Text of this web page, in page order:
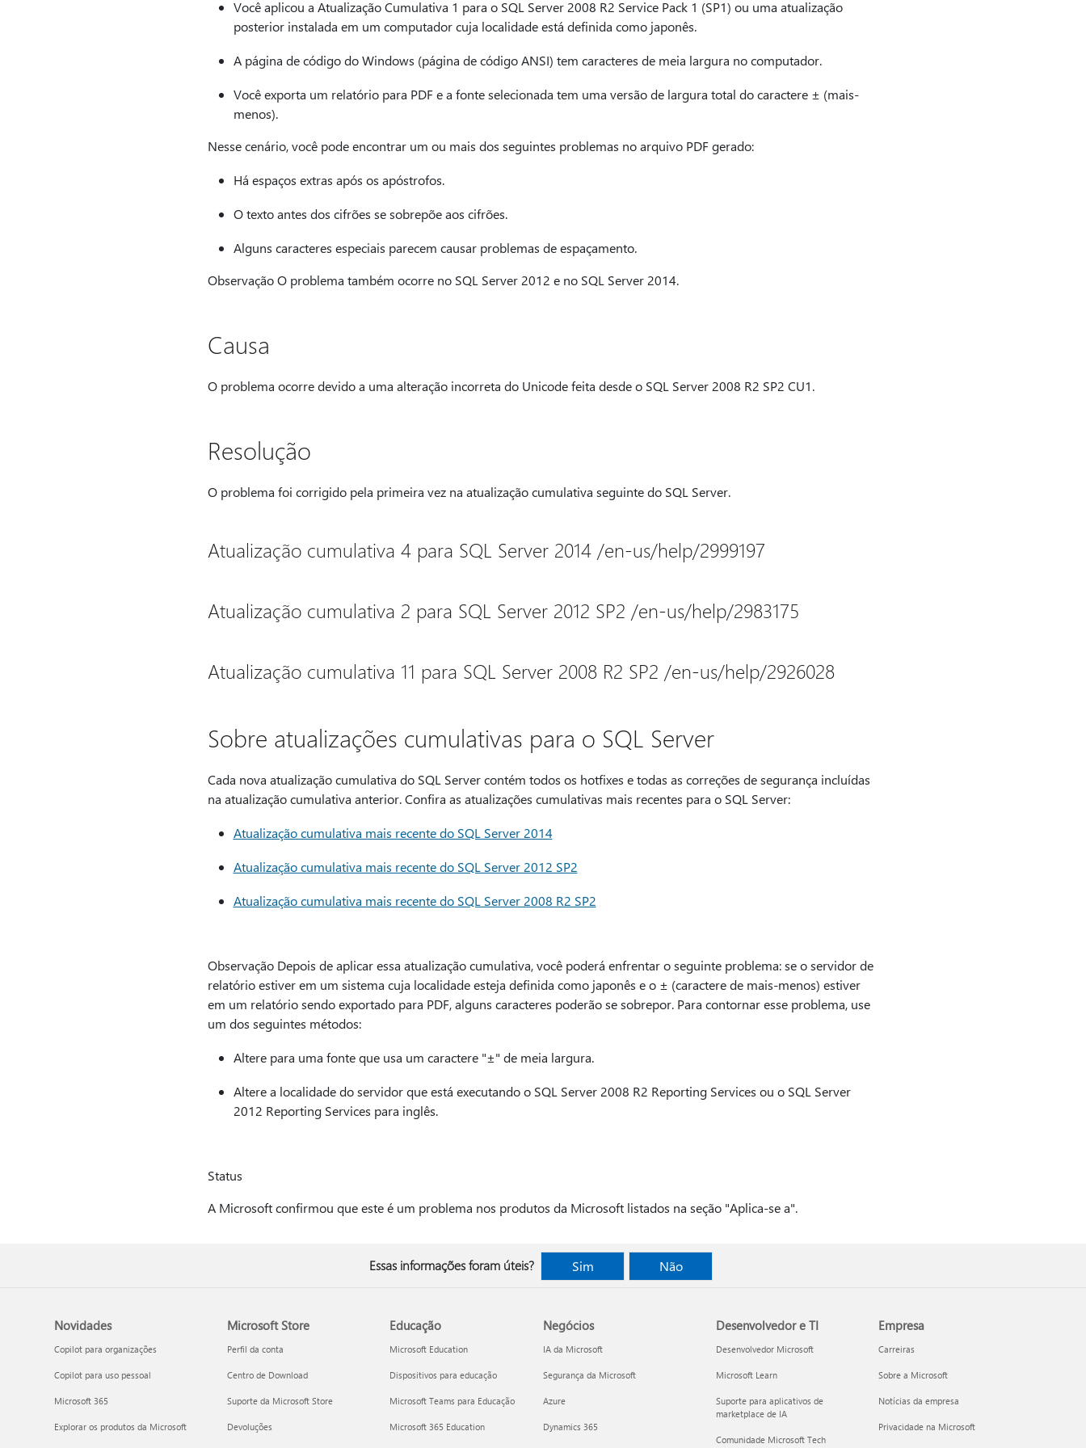
Você aplicou a Atualização Cumulativa 1 para o SQL Server 2008 R2 Service Pack 1 (SP1) ou uma atualização
posterior instalada em um computador cuja localidade está definida como japonês.
A página de código do Windows (página de código ANSI) tem caracteres de meia largura no computador.
Você exporta um relatório para PDF e a fonte selecionada tem uma versão de largura total do caractere ± (mais-
menos).
Nesse cenário, você pode encontrar um ou mais dos seguintes problemas no arquivo PDF gerado:
Há espaços extras após os apóstrofos.
O texto antes dos cifrões se sobrepõe aos cifrões.
Alguns caracteres especiais parecem causar problemas de espaçamento.
Observação O problema também ocorre no SQL Server 2012 e no SQL Server 2014.
Causa
O problema ocorre devido a uma alteração incorreta do Unicode feita desde o SQL Server 2008 R2 SP2 CU1.
Resolução
O problema foi corrigido pela primeira vez na atualização cumulativa seguinte do SQL Server.
Atualização cumulativa 4 para SQL Server 2014 /en-us/help/2999197
Atualização cumulativa 2 para SQL Server 2012 SP2 /en-us/help/2983175
Atualização cumulativa 11 para SQL Server 2008 R2 SP2 /en-us/help/2926028
Sobre atualizações cumulativas para o SQL Server
Cada nova atualização cumulativa do SQL Server contém todos os hotfixes e todas as correções de segurança incluídas
na atualização cumulativa anterior. Confira as atualizações cumulativas mais recentes para o SQL Server:
Atualização cumulativa mais recente do SQL Server 2014
Atualização cumulativa mais recente do SQL Server 2012 SP2
Atualização cumulativa mais recente do SQL Server 2008 R2 SP2
Observação Depois de aplicar essa atualização cumulativa, você poderá enfrentar o seguinte problema: se o servidor de
relatório estiver em um sistema cuja localidade esteja definida como japonês e o ± (caractere de mais-menos) estiver
em um relatório sendo exportado para PDF, alguns caracteres poderão se sobrepor. Para contornar esse problema, use
um dos seguintes métodos:
Altere para uma fonte que usa um caractere "±" de meia largura.
Altere a localidade do servidor que está executando o SQL Server 2008 R2 Reporting Services ou o SQL Server
2012 Reporting Services para inglês.
Status
A Microsoft confirmou que este é um problema nos produtos da Microsoft listados na seção "Aplica-se a".
Essas informações foram úteis? Sim Não
Novidades
Copilot para organizações
Copilot para uso pessoal
Microsoft 365
Explorar os produtos da Microsoft
Microsoft Store
Perfil da conta
Centro de Download
Suporte da Microsoft Store
Devoluções
Educação
Microsoft Education
Dispositivos para educação
Microsoft Teams para Educação
Microsoft 365 Education
Negócios
IA da Microsoft
Segurança da Microsoft
Azure
Dynamics 365
Desenvolvedor e TI
Desenvolvedor Microsoft
Microsoft Learn
Suporte para aplicativos de
marketplace de IA
Comunidade Microsoft Tech
Empresa
Carreiras
Sobre a Microsoft
Notícias da empresa
Privacidade na Microsoft